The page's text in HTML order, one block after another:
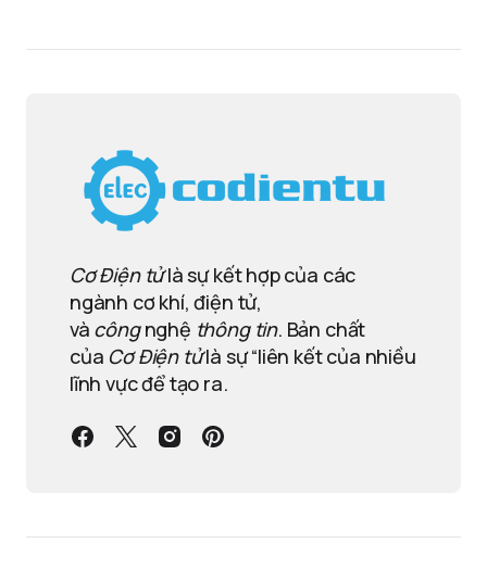
Cơ Điện tửlà sự kết hợp của các
ngành cơ khí, điện tử,
và côngnghệ thông tin. Bản chất
của Cơ Điện tửlà sự “liên kết của nhiều
lĩnh vực để tạo ra.